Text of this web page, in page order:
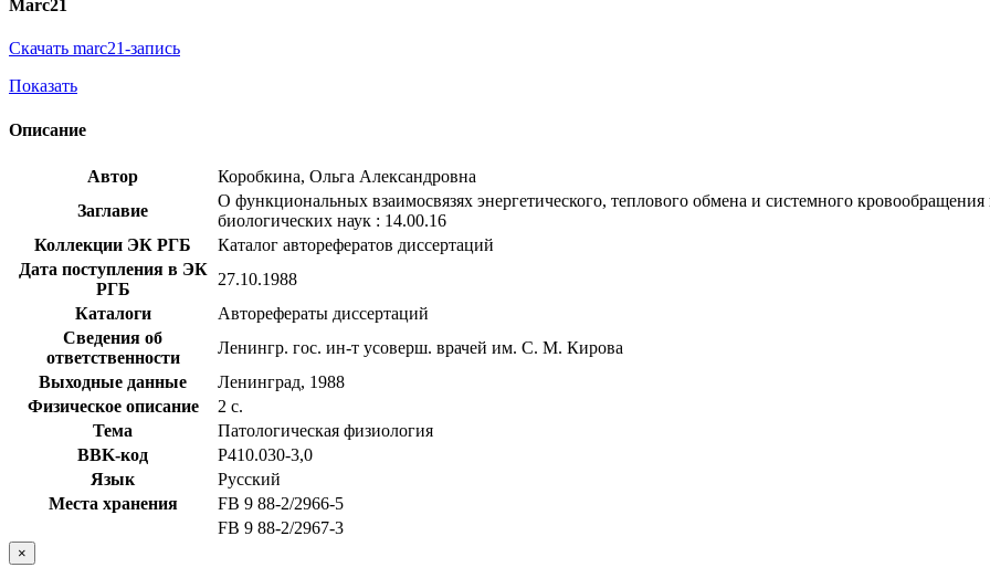
Marc21
Скачать marc21-запись
Показать
Описание
Автор
Коробкина, Ольга Александровна
Заглавие
О функциональных взаимосвязях энергетического, теплового обмена и системного
биологических наук : 14.00.16
Коллекции ЭК РГБ
Каталог авторефератов диссертаций
Дата поступления в ЭК
РГБ
27.10.1988
Каталоги
Авторефераты диссертаций
Сведения об
ответственности
Ленингр. гос. ин-т усоверш. врачей им. С. М. Кирова
Выходные данные
Ленинград, 1988
Физическое описание
2 с.
Тема
Патологическая физиология
BBK-код
Р410.030-3,0
Язык
Русский
Места хранения
FB 9 88-2/2966-5
FB 9 88-2/2967-3
×